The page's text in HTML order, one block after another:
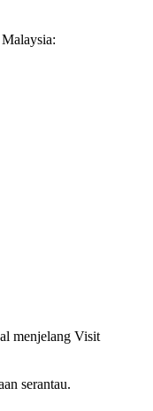
menjelang Visit
serantau.